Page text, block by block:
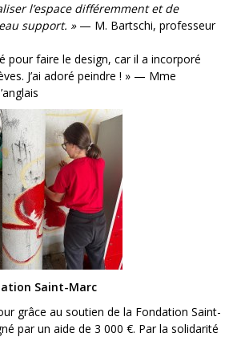
l’espace différemment et de
support. »— M. Bartschi, professeur
pour faire le design, car il a incorporé
J’ai adoré peindre ! » — Mme
Saint-Marc
grâce au soutien de la Fondation Saint-
par un aide de 3 000 €. Par la solidarité